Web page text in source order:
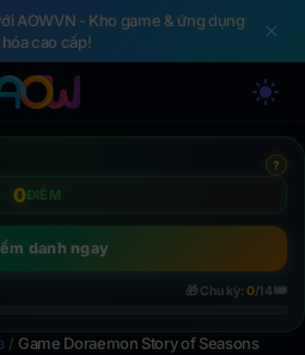
AOWVN - Kho game & ứng dụng
cao cấp!
?
0ĐIỂM
danh ngay
🎁 Chu kỳ:0/14👑
/ Game Doraemon Story of Seasons